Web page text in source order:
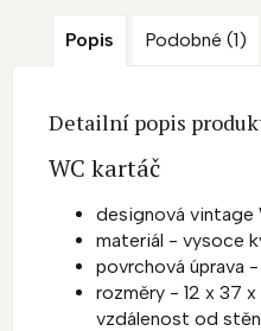
Popis Podobné (1)
Detailní popis
WC kartáč
designová vintage
materiál - vysoce
povrchová úprava
rozměry - 12 x 37 x
vzdálenost od